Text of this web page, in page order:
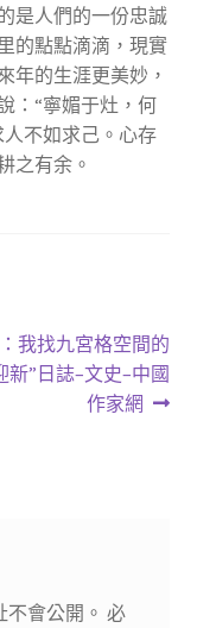
是人們的一份忠誠
的點點滴滴，現實
年的生涯更美妙，
：“寧媚于灶，何
不如求己。心存
之有余。
我找九宮格空間的
新”日誌–文史–中國
作家網
會公開。 必